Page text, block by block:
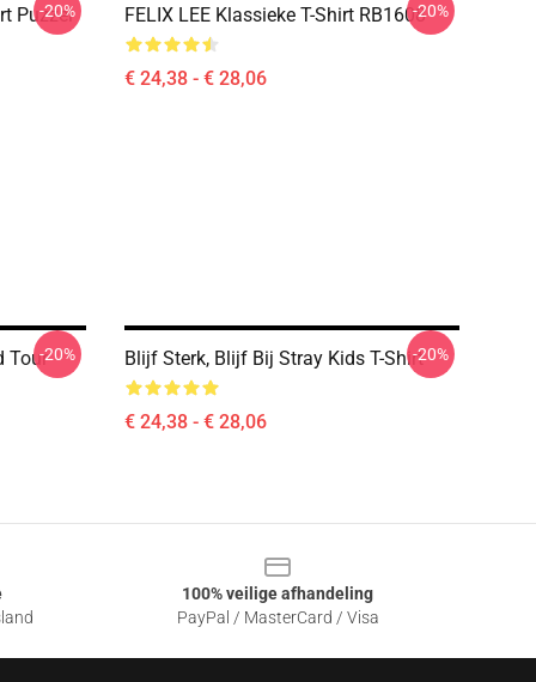
Puzzel
-20% FELIX LEE Klassieke T-Shirt RB1608
€ 24,38 - € 28,06
-20%
Tour-20% Blijf Sterk, Blijf Bij Stray Kids T-Shirt
€ 24,38 - € 28,06
-20%
100% veilige afhandeling
PayPal / MasterCard / Visa